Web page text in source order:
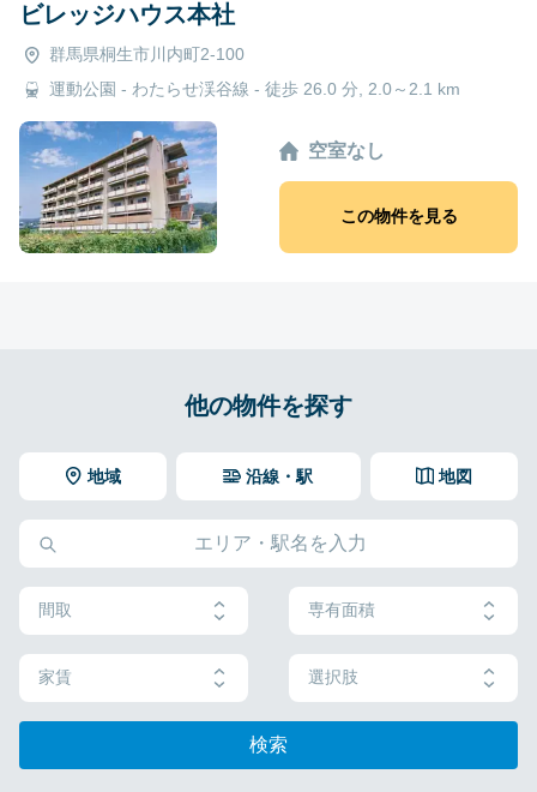
ビレッジハウス本社
群馬県桐生市川内町2-100
運動公園 - わたらせ渓谷線 - 徒歩 26.0 分, 2.0～2.1 km
空室なし
この物件を見る
他の物件を探す
地域 地図
沿線・駅
間取 専有面積
家賃 選択肢
検索